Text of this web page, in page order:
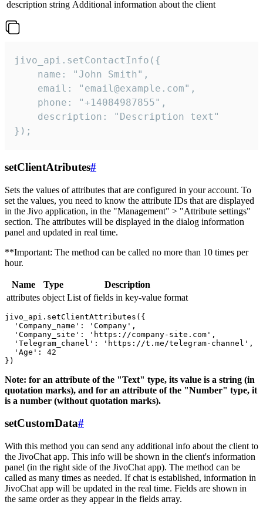
description string Additional information about the client
jivo_api.setContactInfo({
    name: "John Smith",
    email: "email@example.com",
    phone: "+14084987855",
    description: "Description text"
});
setClientAtributes#
Sets the values ​​of attributes that are configured in your account. To
set the values, you need to know the attribute IDs that are displayed
in the Jivo application, in the "Management" > "Attribute settings"
section. The attributes will be displayed in the dialog information
panel and updated in real time.
**Important: The method can be called no more than 10 times per
hour.
Name Type
Description
attributes object List of fields in key-value format
jivo_api.setClientAttributes({
  'Company_name': 'Company',
  'Company_site': 'https://company-site.com',
  'Telegram_chanel': 'https://t.me/telegram-channel',
  'Age': 42
Note: for an attribute of the "Text" type, its value is a string (in
quotation marks), and for an attribute of the "Number" type, it
is a number (without quotation marks).
setCustomData#
With this method you can send any additional info about the client to
the JivoChat app. This info will be shown in the client's information
panel (in the right side of the JivoChat app). The method can be
called as many times as needed. If chat is established, information in
JivoChat app will be updated in the real time. Fields are shown in
the same order as they appear in the fields array.